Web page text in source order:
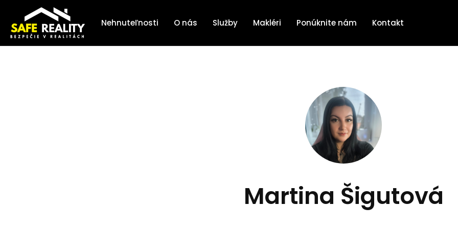
Nehnuteľnosti O nás Služby Makléri Ponúknite nám Kontakt
Martina Šigutová